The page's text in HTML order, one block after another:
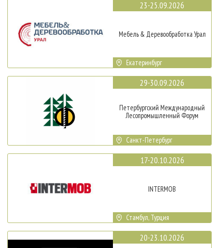
23-25.09.2026
Мебель & Деревообработка Урал
Екатеринбург
29-30.09.2026
Петербургский Международный
Лесопромышленный Форум
Санкт-Петербург
17-20.10.2026
INTERMOB
Стамбул, Турция
20-23.10.2026